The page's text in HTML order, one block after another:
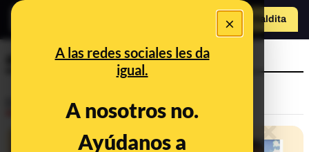
×
A las redes sociales les da
igual.
A nosotros no.
Ayúdanos a
Hazte Maldito
a